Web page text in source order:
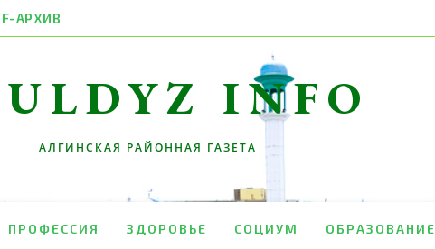
АРХИВ
INFO
АЛГИНСКАЯ РАЙОННАЯ ГАЗЕТА
ПРОФЕССИЯ ЗДОРОВЬЕ СОЦИУМ ОБРАЗОВАНИЕ